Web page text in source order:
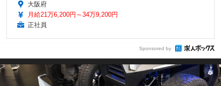
大阪府
月給21万6,200円～34万9,200円
正社員
Sponsored by